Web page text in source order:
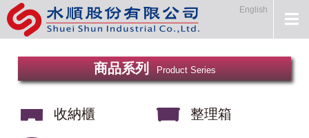
English
商品系列 Product Series
收納櫃 整理箱